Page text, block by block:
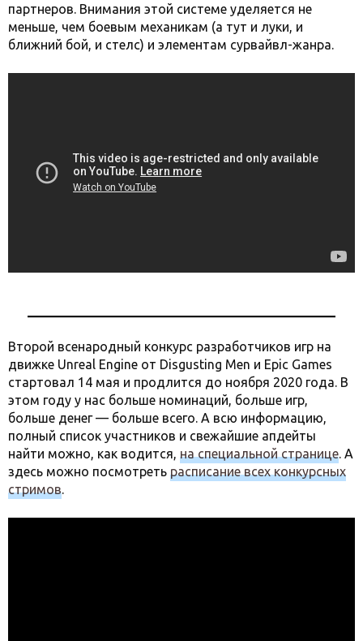
партнеров. Внимания этой системе уделяется не
меньше, чем боевым механикам (а тут и луки, и
ближний бой, и стелс) и элементам сурвайвл-жанра.
Второй всенародный конкурс разработчиков игр на
движке Unreal Engine от Disgusting Men и Epic Games
стартовал 14 мая и продлится до ноября 2020 года. В
этом году у нас больше номинаций, больше игр,
больше денег — больше всего. А всю информацию,
полный список участников и свежайшие апдейты
найти можно, как водится, на специальной странице. А
здесь можно посмотреть расписание всех конкурсных
стримов.